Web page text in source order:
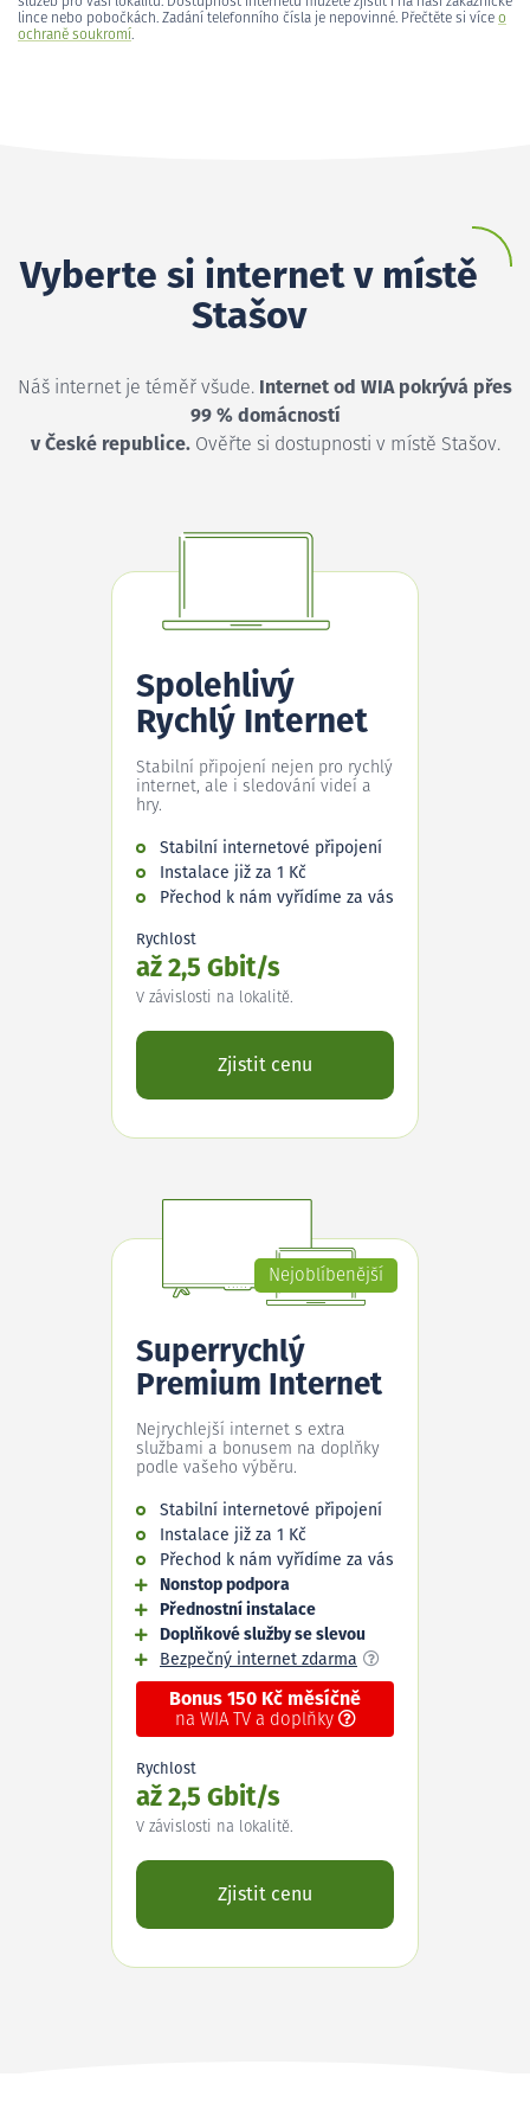
lince nebo pobočkách. Zadání telefonního čísla je nepovinné. Přečtěte si více o
ochraně soukromí.
Vyberte si internet v místě
Stašov
Náš internet je téměř všude. Internet od WIA pokrývá přes
99 % domácností
v České republice.Ověřte si dostupnosti v místě Stašov.
Spolehlivý
Rychlý Internet
Stabilní připojení nejen pro rychlý
internet, ale i sledování videí a
hry.
Stabilní internetové připojení
Instalace již za 1 Kč
Přechod k nám vyřídíme za vás
Rychlost
až 2,5 Gbit/s
V závislosti na lokalitě.
Zjistit cenu
Nejoblíbenější
Superrychlý
Premium Internet
Nejrychlejší internet s extra
službami a bonusem na doplňky
podle vašeho výběru.
Stabilní internetové připojení
Instalace již za 1 Kč
Přechod k nám vyřídíme za vás
Nonstop podpora
Přednostní instalace
Doplňkové služby se slevou
Bezpečný internet zdarma
Bonus 150 Kč měsíčně
na WIA TV a doplňky
Rychlost
až 2,5 Gbit/s
V závislosti na lokalitě.
Zjistit cenu